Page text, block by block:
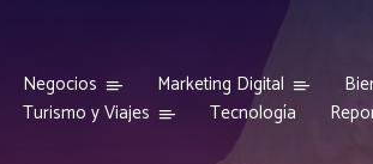
Negocios Marketing Digital
Turismo y Viajes
Tecnología